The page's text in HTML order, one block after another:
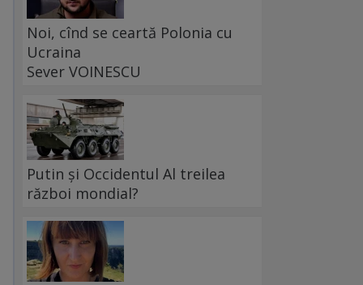
Noi, cînd se ceartă Polonia cu
Ucraina
Sever VOINESCU
Putin și Occidentul Al treilea
război mondial?